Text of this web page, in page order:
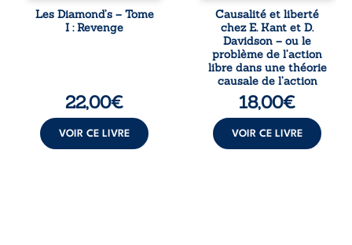
croise sa route.
Chef d’une famille
de Nomads, Juan
Les Diamond’s – Tome
I : Revenge
22,00€
VOIR CE LIVRE
responsabilité. De
la volonté
kantienne au
monisme anomal
de Davidson, il
interroge la
manière dont les
intentions et les
croyances
peuvent ...
Causalité et liberté
chez E. Kant et D.
Davidson – ou le
problème de l’action
libre dans une théorie
causale de l’action
18,00€
VOIR CE LIVRE